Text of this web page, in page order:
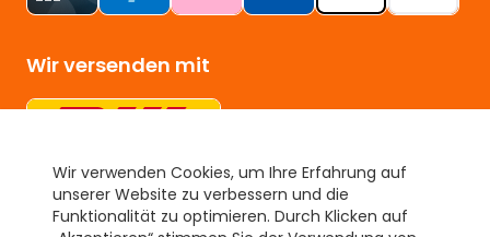
Wir verwenden Cookies, um Ihre Erfahrung auf
unserer Website zu verbessern und die
Funktionalität zu optimieren. Durch Klicken auf
Wir versenden mit
Unser Gütesiegel